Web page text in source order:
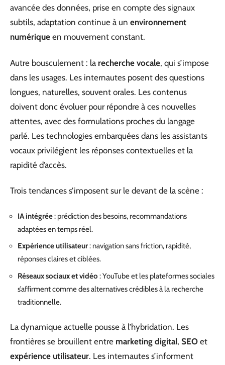
avancée des données, prise en compte des signaux
subtils, adaptation continue à un environnement
numérique en mouvement constant.
Autre bousculement : la recherche vocale, qui s’impose
dans les usages. Les internautes posent des questions
longues, naturelles, souvent orales. Les contenus
doivent donc évoluer pour répondre à ces nouvelles
attentes, avec des formulations proches du langage
parlé. Les technologies embarquées dans les assistants
vocaux privilégient les réponses contextuelles et la
rapidité d’accès.
Trois tendances s’imposent sur le devant de la scène :
IA intégrée: prédiction des besoins, recommandations
adaptées en temps réel.
Expérience utilisateur: navigation sans friction, rapidité,
réponses claires et ciblées.
Réseaux sociaux et vidéo : YouTube et les plateformes sociales
s’affirment comme des alternatives crédibles à la recherche
traditionnelle.
La dynamique actuelle pousse à l’hybridation. Les
frontières se brouillent entre marketing digital, SEO et
expérience utilisateur. Les internautes s’informent